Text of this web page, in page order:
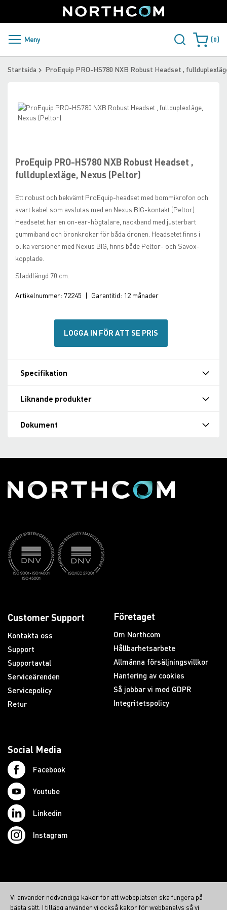
to
Content
Sweden
PRODUKTER OCH LÖSNINGAR
ÅTERFÖRSÄLJARE
LADDA NER
Meny Varukorgen
0
Startsida ProEquip PRO-HS780 NXB Robust Headset ,
ProEquip PRO-HS780 NXB Robust Headset ,
fullduplexläge, Nexus (Peltor)
Ett robust och bekvämt ProEquip-headset med bommikrofon och
svart kabel som avslutas med en Nexus BIG-kontakt (Peltor).
Headsetet har en on-ear-högtalare, nackband med justerbart
gummiband och öronkrokar för båda öronen. Headsetet finns i
olika versioner med Nexus BIG, finns både Peltor- och Savox-
kopplade.
Sladdlängd 70 cm.
Artikelnummer: 72245 | Garantitid: 12 månader
LOGGA IN FÖR ATT SE PRIS
Skip
to
the
images
gallery
beginning
of
the
gallery
Specifikation
Liknande produkter
Dokument
Customer Support
Kontakta oss
Support
Supportavtal
Serviceärenden
Servicepolicy
Retur
Företaget
Om Northcom
Hållbarhetsarbete
Allmänna försäljningsvillkor
Hantering av cookies
Så jobbar vi med GDPR
Integritetspolicy
Social Media
Facebook
Youtube
Linkedin
Instagram
northcom.no
Vi använder nödvändiga kakor för att webbplatsen ska fungera på
bästa sätt. I tillägg använder vi också kakor för webbanalys så vi